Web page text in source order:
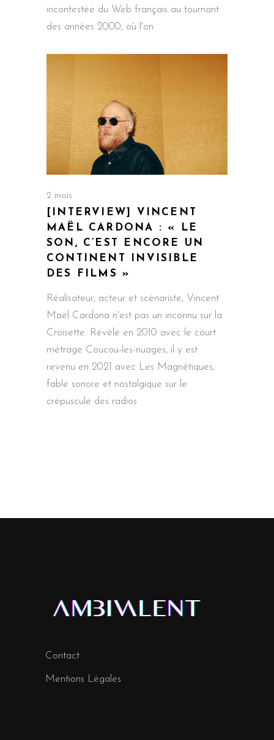
incontestée du Web français au tournant
des années 2000, où l'on
2 mois
[INTERVIEW] VINCENT
MAËL CARDONA : « LE
SON, C’EST ENCORE UN
CONTINENT INVISIBLE
DES FILMS »
Réalisateur, acteur et scénariste, Vincent
Maël Cardona n'est pas un inconnu sur la
Croisette. Révélé en 2010 avec le court
métrage Coucou-les-nuages, il y est
revenu en 2021 avec Les Magnétiques,
fable sonore et nostalgique sur le
crépuscule des radios
Contact
Mentions Légales